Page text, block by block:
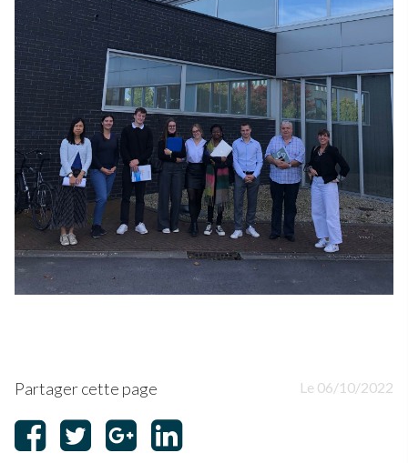
Partager cette page Le 06/10/2022